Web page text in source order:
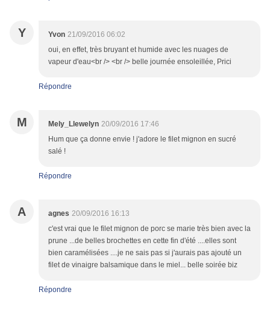
Y Yvon 21/09/2016 06:02
oui, en effet, très bruyant et humide avec les nuages de
vapeur d'eau<br /> <br /> belle journée ensoleillée, Prici
Répondre
M Mely_Llewelyn 20/09/2016 17:46
Hum que ça donne envie ! j'adore le filet mignon en sucré
salé !
Répondre
A agnes 20/09/2016 16:13
c'est vrai que le filet mignon de porc se marie très bien avec la
prune ...de belles brochettes en cette fin d'été ....elles sont
bien caramélisées ....je ne sais pas si j'aurais pas ajouté un
filet de vinaigre balsamique dans le miel... belle soirée biz
Répondre